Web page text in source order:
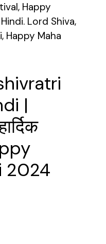
Happy
Lord Shiva,
Happy Maha
|
2024